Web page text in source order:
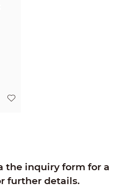
the inquiry form for a
further details.